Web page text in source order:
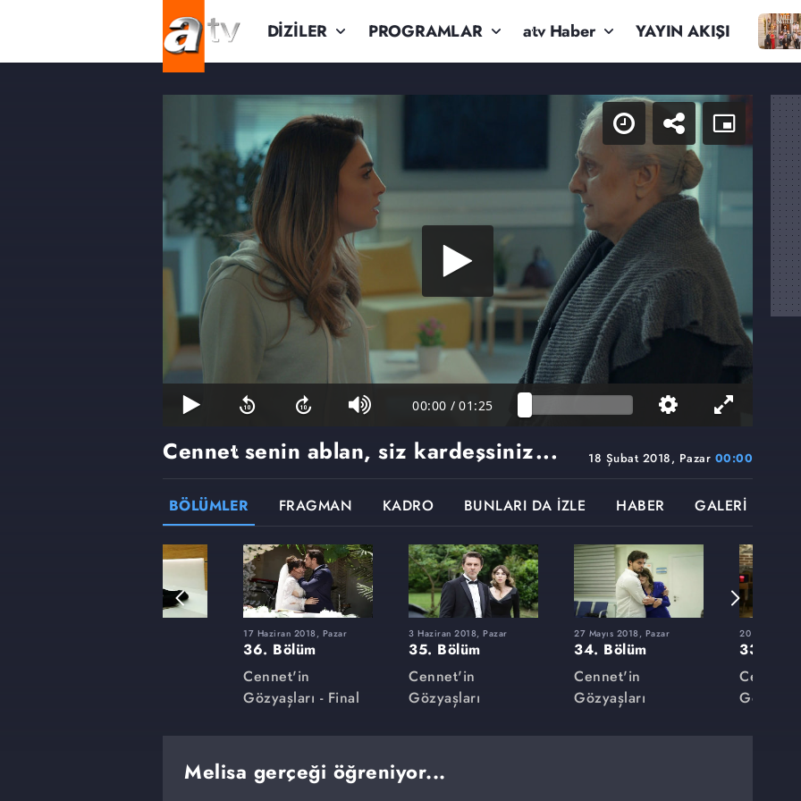
DİZİLER PROGRAMLAR atv Haber YAYIN AKIŞI
00:00 / 01:25
18 Şubat 2018, Pazar 00:00
Cennet senin ablan, siz kardeşsiniz...
BÖLÜMLER FRAGMAN KADRO BUNLARI DA İZLE HABER GALERİ
17 Haziran 2018, Pazar
36. Bölüm
Cennet'in
Gözyaşları - Final
3 Haziran 2018, Pazar
35. Bölüm
Cennet'in
Gözyaşları
27 Mayıs 2018, Pazar
34. Bölüm
Cennet'in
Gözyaşları
20 Mayıs
33. Bölüm
Cennet'in
Gözyaşları
Melisa gerçeği öğreniyor...